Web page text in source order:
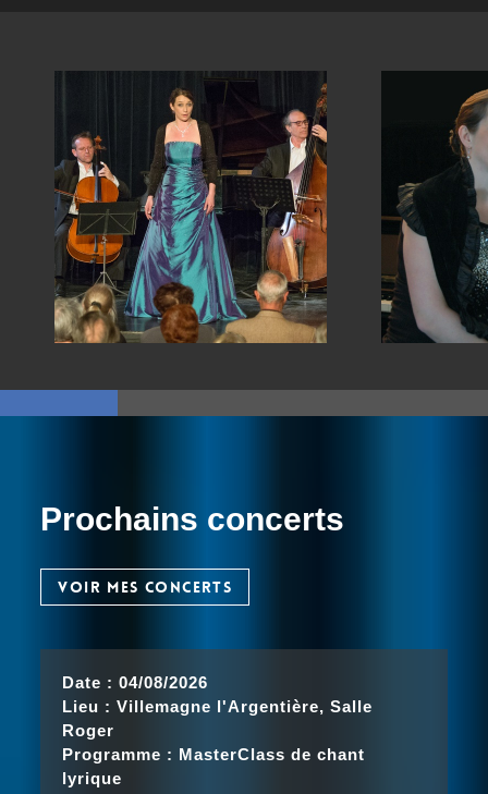
Prochains concerts
VOIR MES CONCERTS
Date : 04/08/2026
Lieu : Villemagne l'Argentière, Salle
Roger
Programme : MasterClass de chant
lyrique